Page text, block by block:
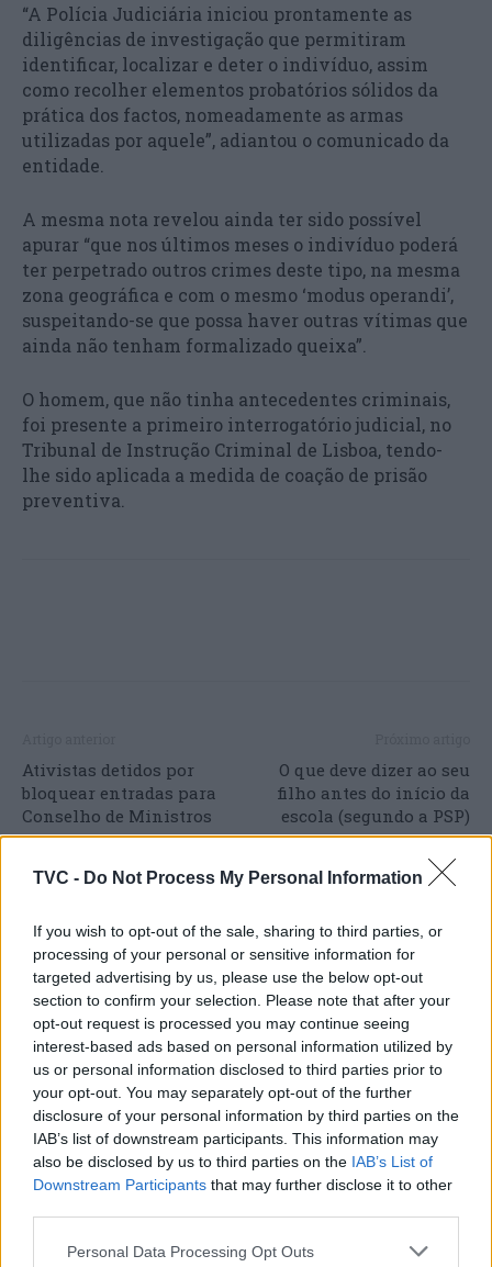
TVC - Do Not Process My Personal Information
If you wish to opt-out of the sale, sharing to third parties, or
processing of your personal or sensitive information for
targeted advertising by us, please use the below opt-out
section to confirm your selection. Please note that after your
opt-out request is processed you may continue seeing
interest-based ads based on personal information utilized by
us or personal information disclosed to third parties prior to
your opt-out. You may separately opt-out of the further
disclosure of your personal information by third parties on the
IAB’s list of downstream participants. This information may
also be disclosed by us to third parties on the IAB’s List of
Downstream Participants that may further disclose it to other
Personal Data Processing Opt Outs
“A Polícia Judiciária iniciou prontamente as
diligências de investigação que permitiram
identificar, localizar e deter o indivíduo, assim
como recolher elementos probatórios sólidos da
prática dos factos, nomeadamente as armas
utilizadas por aquele”, adiantou o comunicado da
entidade.
A mesma nota revelou ainda ter sido possível
apurar “que nos últimos meses o indivíduo poderá
ter perpetrado outros crimes deste tipo, na mesma
zona geográfica e com o mesmo ‘modus operandi’,
suspeitando-se que possa haver outras vítimas que
ainda não tenham formalizado queixa”.
O homem, que não tinha antecedentes criminais,
foi presente a primeiro interrogatório judicial, no
Tribunal de Instrução Criminal de Lisboa, tendo-
lhe sido aplicada a medida de coação de prisão
preventiva.
Ativistas detidos por
bloquear entradas para
Conselho de Ministros
O que deve dizer ao seu
filho antes do início da
escola (segundo a PSP)
Deputados do PSD saúdam Banda
Sinfónica da ARMAB pelo 1º lugar no
certame internacional de Valência